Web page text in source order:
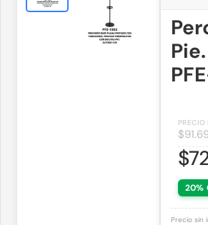
$
$
20%
Precio sin